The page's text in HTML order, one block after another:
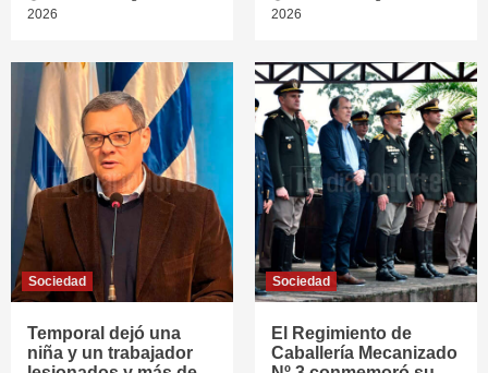
2026
2026
Sociedad
Temporal dejó una
niña y un trabajador
Sociedad
El Regimiento de
Caballería Mecanizado